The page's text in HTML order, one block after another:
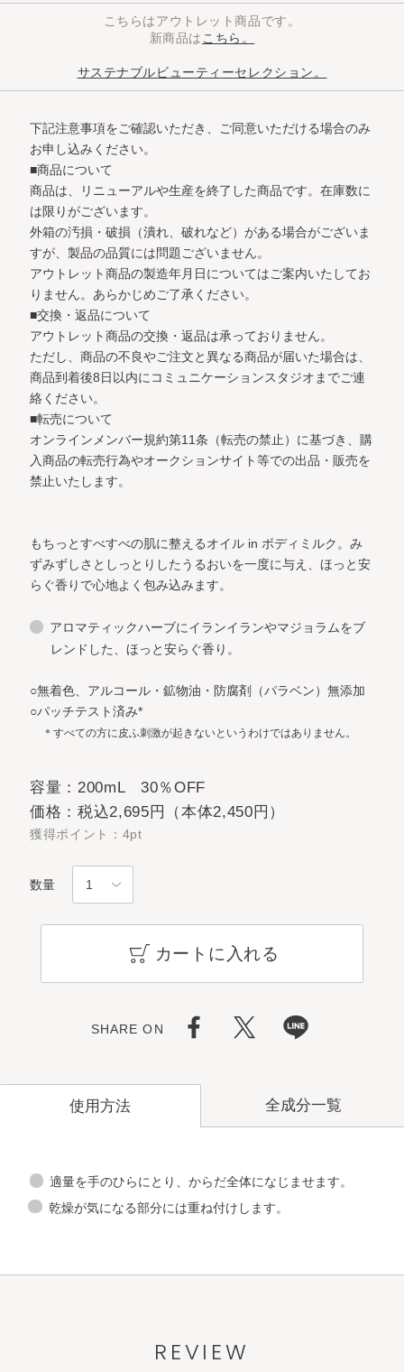
こちらはアウトレット商品です。
新商品は こちら。
サステナブルビューティーセレクション。
下記注意事項をご確認いただき、ご同意いただける場合のみ
お申し込みください。
■商品について
商品は、リニューアルや生産を終了した商品です。在庫数に
は限りがございます。
外箱の汚損・破損（潰れ、破れなど）がある場合がございま
すが、製品の品質には問題ございません。
アウトレット商品の製造年月日についてはご案内いたしてお
りません。あらかじめご了承ください。
■交換・返品について
アウトレット商品の交換・返品は承っておりません。
ただし、商品の不良やご注文と異なる商品が届いた場合は、
商品到着後8日以内にコミュニケーションスタジオまでご連
絡ください。
■転売について
オンラインメンバー規約第11条（転売の禁止）に基づき、購
入商品の転売行為やオークションサイト等での出品・販売を
禁止いたします。
もちっとすべすべの肌に整えるオイル in ボディミルク。 み
ずみずしさとしっとりしたうるおいを一度に与え、ほっと安
らぐ香りで心地よく包み込みます。
アロマティックハーブにイランイランやマジョラムをブ
レンドした、ほっと安らぐ香り。
○無着色、アルコール・鉱物油・防腐剤（パラベン）無添加
○パッチテスト済み*
＊すべての方に皮ふ刺激が起きないというわけではありません。
容量：200mL 30％OFF
価格：税込2,695円（本体2,450円）
獲得ポイント：4pt
数量
カートに入れる
SHARE ON
使用方法
適量を手のひらにとり、からだ全体になじませます。
乾燥が気になる部分には重ね付けします。
全成分一覧
REVIEW